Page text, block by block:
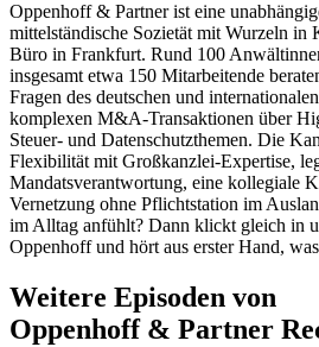
Oppenhoff & Partner ist eine
mittelständische Sozietät mit Wurzeln in
Büro in Frankfurt. Rund 100
insgesamt etwa 150 Mitarbeitende
Fragen des deutschen und
komplexen M&A-Transaktionen über
Steuer- und Datenschutzthemen. Die
Flexibilität mit Großkanzlei-Expertise,
Mandatsverantwortung, eine kollegiale
Vernetzung ohne Pflichtstation im
im Alltag anfühlt? Dann klickt gleich in
Oppenhoff und hört aus erster Hand,
Weitere Episoden von
Oppenhoff & Partner